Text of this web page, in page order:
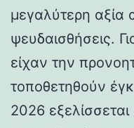
μεγαλύτερη αξία
ψευδαισθήσεις.
είχαν την
τοποθετηθούν
2026 εξελίσσεται